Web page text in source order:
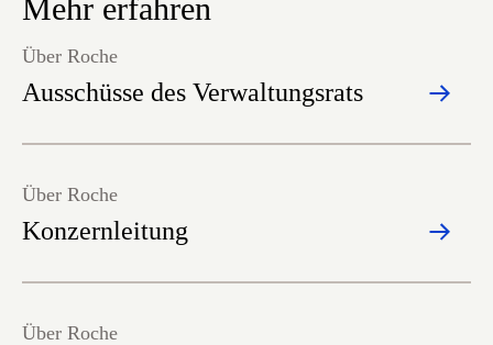
Mehr erfahren
Ausschüsse des Verwaltungsrats
Über Roche
Konzernleitung
Über Roche
Über Roche